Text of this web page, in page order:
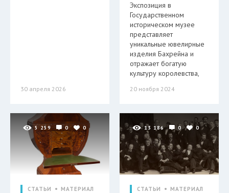
30 апреля 2026
Экспозиция в
Государственном
историческом музее
представляет
уникальные ювелирные
изделия Бахрейна и
отражает богатую
культуру королевства,
20 ноября 2024
5 259 0 0
СТАТЬИ МАТЕРИАЛ
13 186 0 0
СТАТЬИ МАТЕРИАЛ